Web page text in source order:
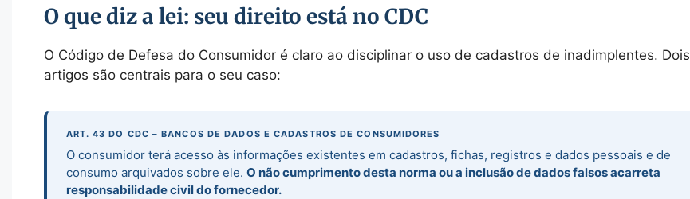
O que diz a lei: seu direito está no CDC
O Código de Defesa do Consumidor é claro ao disciplinar o uso de cadastros de inadimplentes. Dois
artigos são centrais para o seu caso:
ART. 43 DO CDC – BANCOS DE DADOS E CADASTROS DE CONSUMIDORES
O consumidor terá acesso às informações existentes em cadastros, fichas, registros e dados pessoais e de
consumo arquivados sobre ele. O não cumprimento desta norma ou a inclusão de dados falsos acarreta
responsabilidade civil do fornecedor.